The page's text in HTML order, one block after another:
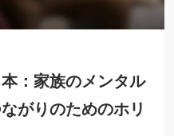
：家族のメンタル
がりのためのホリ